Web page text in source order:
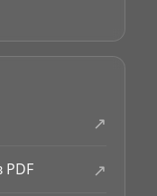
↗
PDF ↗